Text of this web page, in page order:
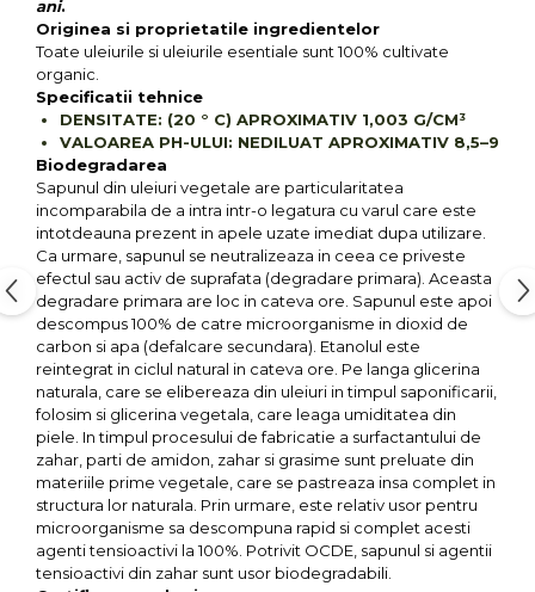
ani.
Originea si proprietatile ingredientelor
Toate uleiurile si uleiurile esentiale sunt 100% cultivate
organic.
Specificatii tehnice
DENSITATE: (20 ° C) APROXIMATIV 1,003 G/CM³
VALOAREA PH-ULUI: NEDILUAT APROXIMATIV 8,5–9
Biodegradarea
Sapunul din uleiuri vegetale are particularitatea
incomparabila de a intra intr-o legatura cu varul care este
intotdeauna prezent in apele uzate imediat dupa utilizare.
Ca urmare, sapunul se neutralizeaza in ceea ce priveste
efectul sau activ de suprafata (degradare primara). Aceasta
degradare primara are loc in cateva ore. Sapunul este apoi
descompus 100% de catre microorganisme in dioxid de
carbon si apa (defalcare secundara). Etanolul este
reintegrat in ciclul natural in cateva ore. Pe langa glicerina
naturala, care se elibereaza din uleiuri in timpul saponificarii,
folosim si glicerina vegetala, care leaga umiditatea din
piele. In timpul procesului de fabricatie a surfactantului de
zahar, parti de amidon, zahar si grasime sunt preluate din
materiile prime vegetale, care se pastreaza insa complet in
structura lor naturala. Prin urmare, este relativ usor pentru
microorganisme sa descompuna rapid si complet acesti
agenti tensioactivi la 100%. Potrivit OCDE, sapunul si agentii
tensioactivi din zahar sunt usor biodegradabili.